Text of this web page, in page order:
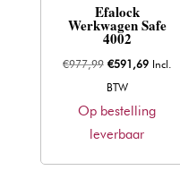
Efalock
Werkwagen Safe
4002
€977,99 Oorspronkelijke
prijs
was:
€977,99.
€591,69Huidige
is:
Incl.
BTW
Op bestelling
leverbaar